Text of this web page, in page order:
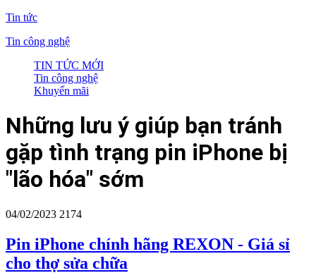
Tin tức
Tin công nghệ
TIN TỨC MỚI
Tin công nghệ
Khuyến mãi
Những lưu ý giúp bạn tránh
gặp tình trạng pin iPhone bị
"lão hóa" sớm
04/02/2023 2174
Pin iPhone chính hãng REXON - Giá sỉ
cho thợ sửa chữa